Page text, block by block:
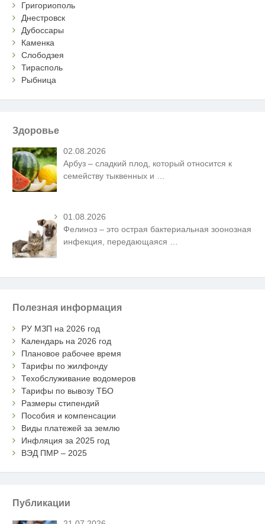
Григориополь
Днестровск
Дубоссары
Каменка
Слободзея
Тирасполь
Рыбница
Здоровье
02.08.2026
Арбуз – сладкий плод, который относится к
семейству тыквенных и
01.08.2026
Фелиноз – это острая бактериальная зоонозная
инфекция, передающаяся …
Полезная информация
РУ МЗП на 2026 год
Календарь на 2026 год
Плановое рабочее время
Тарифы по жилфонду
Техобслуживание водомеров
Тарифы по вывозу ТБО
Размеры стипендий
Пособия и компенсации
Виды платежей за землю
Инфляция за 2025 год
ВЭД ПМР – 2025
Публикации